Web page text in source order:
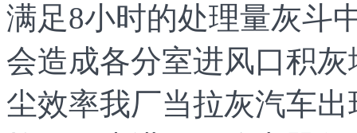
满足8小时的处理量灰斗
会造成各分室进风口积
尘效率我厂当拉灰汽车